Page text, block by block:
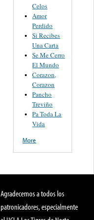
Celos
Amor
Perdido
Si Recibes
Una Carta
Se Me Cerro
El Mundo
Corazon,
Corazon
Pancho
Treviño
Pa Toda La
Vida
More
Agradecemos a todos los
patronicadores, especialmente